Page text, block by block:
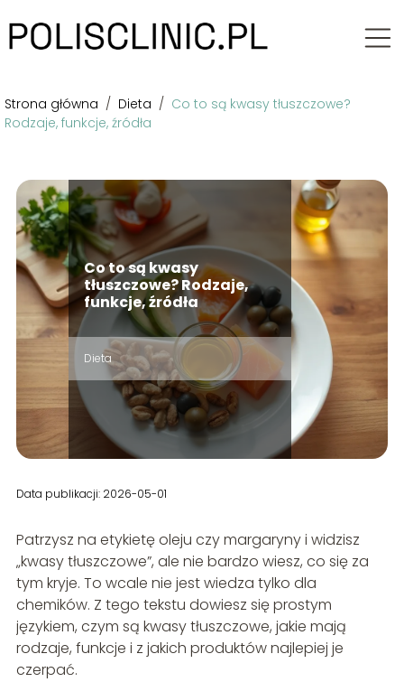
Strona główna / Dieta / Co to są kwasy tłuszczowe?
Rodzaje, funkcje, źródła
Co to są kwasy
tłuszczowe? Rodzaje,
funkcje, źródła
Dieta
Data publikacji: 2026-05-01
Patrzysz na etykietę oleju czy margaryny i widzisz
„kwasy tłuszczowe”, ale nie bardzo wiesz, co się za
tym kryje. To wcale nie jest wiedza tylko dla
chemików. Z tego tekstu dowiesz się prostym
językiem, czym są kwasy tłuszczowe, jakie mają
rodzaje, funkcje i z jakich produktów najlepiej je
czerpać.